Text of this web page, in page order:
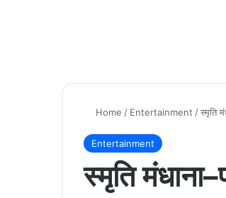
Home / Entertainment /स्मृति
Entertainment
स्मृति